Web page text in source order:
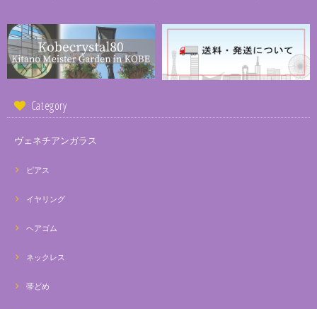
Category
ヴェネチアンガラス
ピアス
イヤリング
ヘアゴム
ネックレス
帯どめ